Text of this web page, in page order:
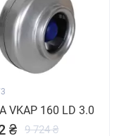
VKAР 160 LD 3.0
₴ 9 724 ₴